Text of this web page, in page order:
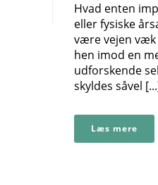
Hvad enten
eller fysiske
være vejen
hen imod en
udforskende
skyldes såvel
Læs mere